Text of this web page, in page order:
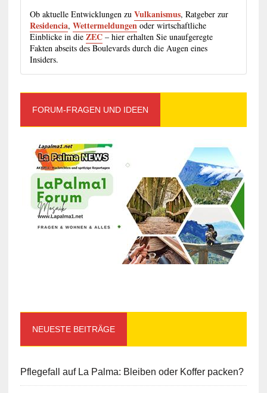
Ob aktuelle Entwicklungen zu Vulkanismus, Ratgeber zur
Residencia, Wettermeldungenoder wirtschaftliche
Einblicke in die ZEC– hier erhalten Sie unaufgeregte
Fakten abseits des Boulevards durch die Augen eines
Insiders.
FORUM-FRAGEN UND IDEEN
NEUESTE BEITRÄGE
Pflegefall auf La Palma: Bleiben oder Koffer packen?